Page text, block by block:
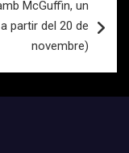
McGuffin, un
partir del 20 de
novembre)